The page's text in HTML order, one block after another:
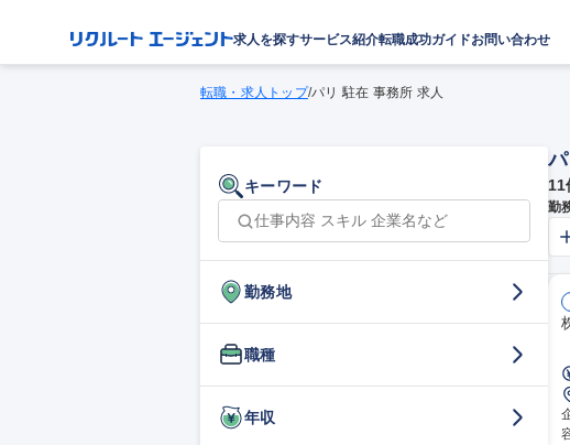
求人を探すサービス紹介転職成功ガイドお問い合わせ
転職・求人トップ/パリ 駐在 事務所 求人
キーワード
勤務地
職種
年収
11
勤
企